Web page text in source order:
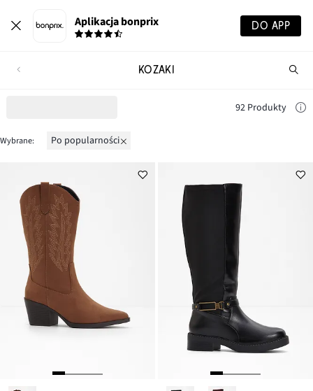
Aplikacja bonprix DO APP
KOZAKI
92 Produkty
Wybrane: po popularności